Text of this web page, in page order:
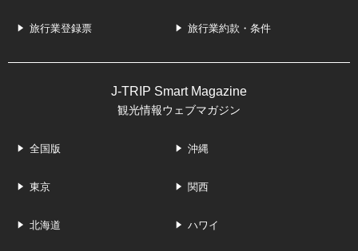
旅行業登録票 旅行業約款・条件
J-TRIP Smart Magazine
観光情報ウェブマガジン
全国版 沖縄
東京 関西
北海道 ハワイ